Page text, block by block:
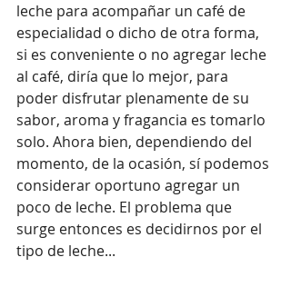
leche para acompañar un café de
especialidad o dicho de otra forma,
si es conveniente o no agregar leche
al café, diría que lo mejor, para
poder disfrutar plenamente de su
sabor, aroma y fragancia es tomarlo
solo. Ahora bien, dependiendo del
momento, de la ocasión, sí podemos
considerar oportuno agregar un
poco de leche. El problema que
surge entonces es decidirnos por el
tipo de leche...